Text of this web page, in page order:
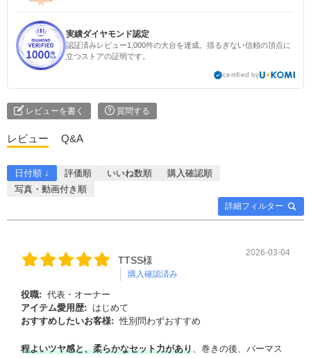
実績ダイヤモンド認定
認証済みレビュー1,000件の大台を達成。揺るぎない信頼の頂点に
立つストアの証明です。
certified by
レビューを書く 質問する
レビュー Q&A
詳細フィルター
日付順 ↓ 評価順 いいね数順
購入確認順
写真・動画付き順
TTSS様
購入確認済み
2026-03-04
役職: 代表・オーナー
アイテム愛用歴:
はじめて
おすすめしたいお客様: 性別問わずおすすめ
程よいツヤ感と、柔らかなセット力があり、巻きの後、パーマス